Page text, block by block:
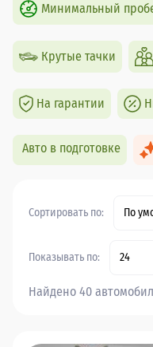
Минимальный
Крутые тачки
На гарантии
Авто в подготовке
Сортировать по: По
Показывать по: 24
Найдено 40